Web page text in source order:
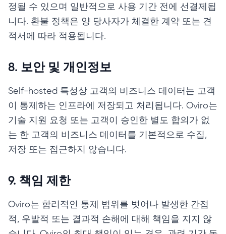
정될 수 있으며 일반적으로 사용 기간 전에 선결제됩
니다. 환불 정책은 양 당사자가 체결한 계약 또는 견
적서에 따라 적용됩니다.
8. 보안 및 개인정보
Self-hosted 특성상 고객의 비즈니스 데이터는 고객
이 통제하는 인프라에 저장되고 처리됩니다. Oviro는
기술 지원 요청 또는 고객이 승인한 별도 합의가 없
는 한 고객의 비즈니스 데이터를 기본적으로 수집,
저장 또는 접근하지 않습니다.
9. 책임 제한
Oviro는 합리적인 통제 범위를 벗어나 발생한 간접
적, 우발적 또는 결과적 손해에 대해 책임을 지지 않